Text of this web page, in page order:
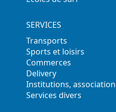
SERVICES
Transports
Sports et loisirs
Commerces
Delivery
Institutions,
Services divers